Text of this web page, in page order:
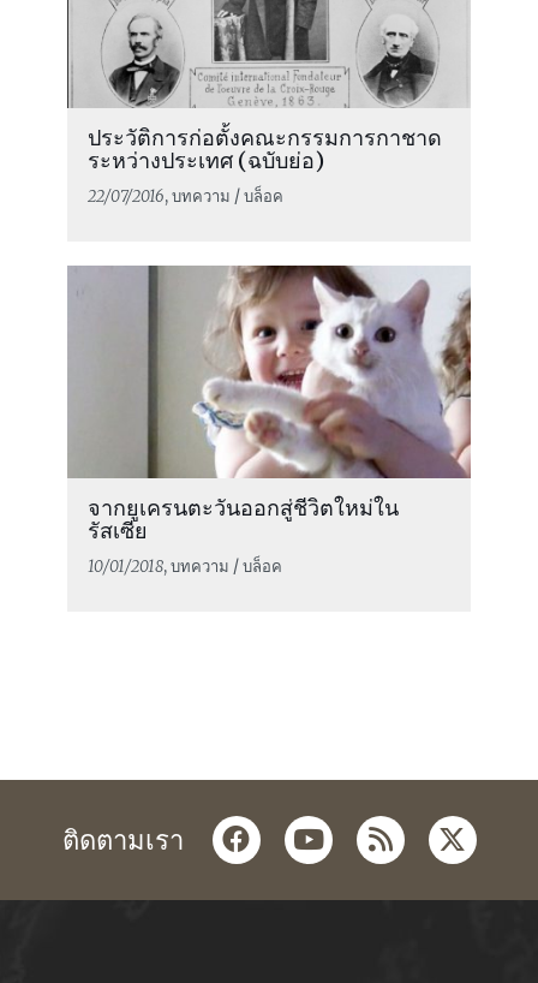
ประวัติการก่อตั้งคณะกรรมการกาชาด
ระหว่างประเทศ (ฉบับย่อ)
22/07/2016, บทความ / บล็อค
จากยูเครนตะวันออกสู่ชีวิตใหม่ใน
รัสเซีย
10/01/2018, บทความ / บล็อค
ติดตามเรา facebookyoutube
rss twitter